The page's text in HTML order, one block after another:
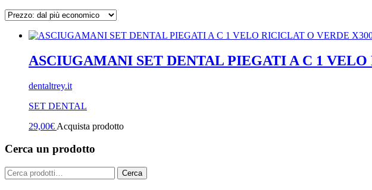
ASCIUGAMANI SET DENTAL PIEGATI A C 1
dentaltrey.it
SET DENTAL
29,00€ Acquista prodotto
Cerca un prodotto
Cerca: Cerca